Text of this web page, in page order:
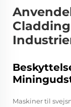
Maskiner til